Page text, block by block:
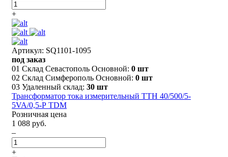
+
Артикул: SQ1101-1095
под заказ
01 Склад Севастополь Основной: 0 шт
02 Склад Симферополь Основной: 0 шт
03 Удаленный склад: 30 шт
Трансформатор тока измерительный ТТН 40/500/5-
5VA/0,5-Р TDM
Розничная цена
1 088 руб.
–
+